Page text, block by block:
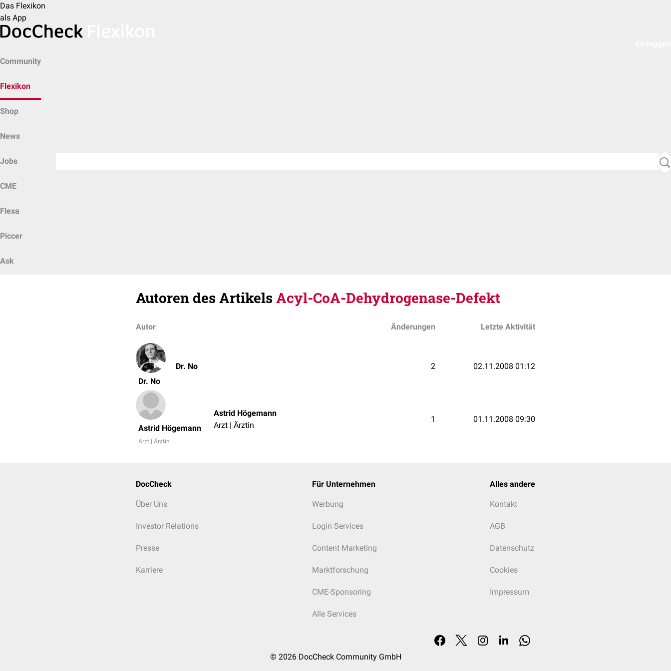
Das Flexikon
als App
Community
Flexikon
Shop
News
Jobs
CME
Flexa
Piccer
Ask
Autoren des ArtikelsAcyl-CoA-Dehydrogenase-Defekt
Autor Änderungen Letzte Aktivität
Dr. No
Dr. No 2 02.11.2008 01:12
Astrid Högemann
Arzt | Ärztin
Astrid Högemann
Arzt | Ärztin
1 01.11.2008 09:30
DocCheck
Über Uns
Investor Relations
Presse
Karriere
Für Unternehmen
Werbung
Login Services
Content Marketing
Marktforschung
CME-Sponsoring
Alle Services
Alles andere
Kontakt
AGB
Datenschutz
Cookies
Impressum
© 2026 DocCheck Community GmbH